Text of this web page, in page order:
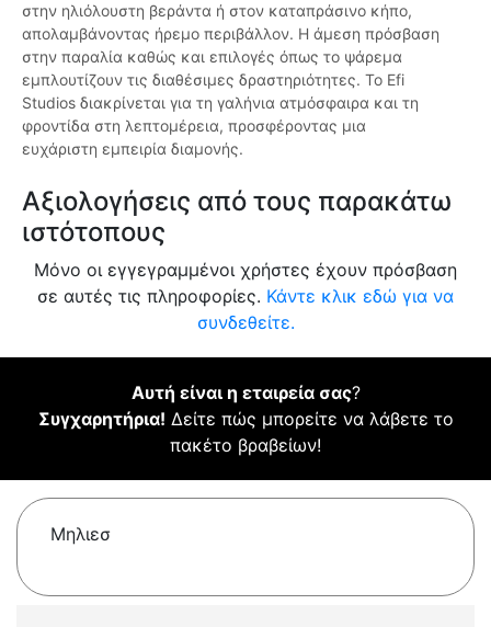
στην ηλιόλουστη βεράντα ή στον καταπράσινο κήπο,
απολαμβάνοντας ήρεμο περιβάλλον. Η άμεση πρόσβαση
στην παραλία καθώς και επιλογές όπως το ψάρεμα
εμπλουτίζουν τις διαθέσιμες δραστηριότητες. Το Efi
Studios διακρίνεται για τη γαλήνια ατμόσφαιρα και τη
φροντίδα στη λεπτομέρεια, προσφέροντας μια
ευχάριστη εμπειρία διαμονής.
Αξιολογήσεις από τους παρακάτω
ιστότοπους
Μόνο οι εγγεγραμμένοι χρήστες έχουν πρόσβαση
σε αυτές τις πληροφορίες. Κάντε κλικ εδώ για να
συνδεθείτε.
Αυτή είναι η εταιρεία σας?
Συγχαρητήρια! Δείτε πώς μπορείτε να λάβετε το
πακέτο βραβείων!
Μηλιεσ